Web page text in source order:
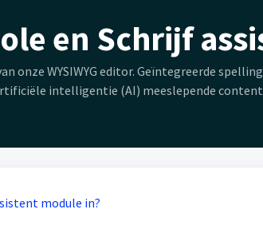
en Schrijf
onze WYSIWYG editor. Geïntegreerde
intelligentie (AI) meeslepende
module in?